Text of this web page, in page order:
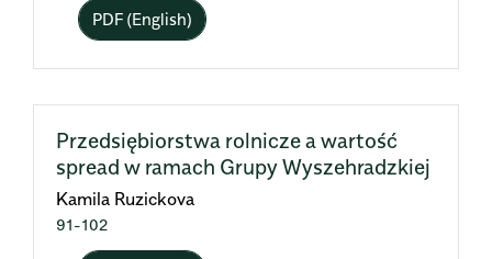
PDF (English)
Przedsiębiorstwa rolnicze a wartość
spread w ramach Grupy Wyszehradzkiej
Kamila Ruzickova
91-102